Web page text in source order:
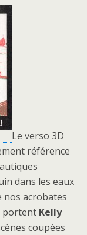
Le verso 3D
référence
dans les eaux
nos acrobates
portent Kelly
coupées